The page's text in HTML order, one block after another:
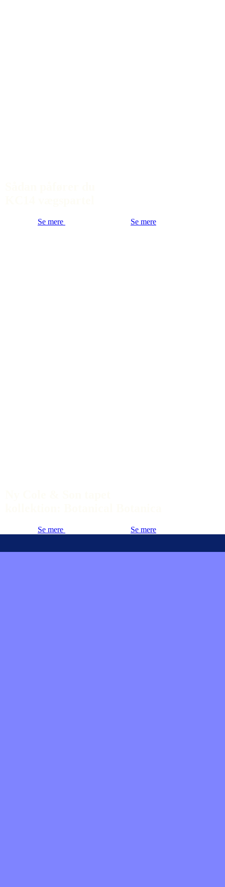
Se mere Se mere
Se mere Se mere